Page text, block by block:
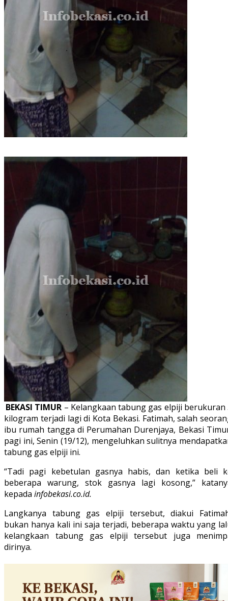
BEKASI TIMUR – Kelangkaan tabung gas elpiji berukuran
kilogram terjadi lagi di Kota Bekasi. Fatimah, salah
ibu rumah tangga di Perumahan Durenjaya, Bekasi
pagi ini, Senin (19/12), mengeluhkan sulitnya
tabung gas elpiji ini.
“Tadi pagi kebetulan gasnya habis, dan ketika beli
beberapa warung, stok gasnya lagi kosong,”
kepada infobekasi.co.id.
Langkanya tabung gas elpiji tersebut, diakui
bukan hanya kali ini saja terjadi, beberapa waktu yang
kelangkaan tabung gas elpiji tersebut juga
dirinya.